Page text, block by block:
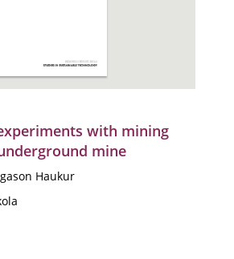
with mining
mine
Haukur